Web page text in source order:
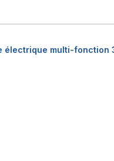
électrique multi-fonction